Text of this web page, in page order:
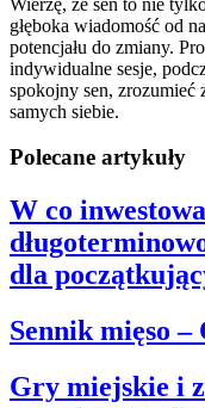
głęboka wiadomość od
potencjału do zmiany.
indywidualne sesje,
spokojny sen, zrozumieć
samych siebie.
Polecane artykuły
W co
dla
Sennik mięso –
Gry miejskie i